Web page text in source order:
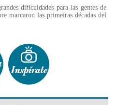
dificuldades para las gentes de
marcaron las primeiras décadas del